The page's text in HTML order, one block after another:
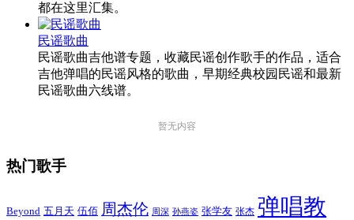
都在这里汇集。
民谣歌曲
民谣歌曲吉他谱专题，收藏民谣创作歌手的作品，适合
吉他弹唱的民谣风格的歌曲，早期经典校园民谣和最新
民谣歌曲六线谱。
暂无内容
热门歌手
Beyond 五月天 伍佰 周杰伦 周深 孙燕姿 张学友 张杰 弹唱教